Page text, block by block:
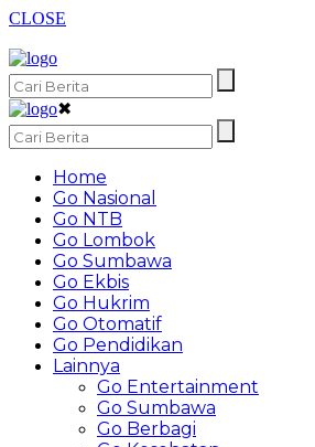
CLOSE
✖
Home
Go Nasional
Go NTB
Go Lombok
Go Sumbawa
Go Ekbis
Go Hukrim
Go Otomatif
Go Pendidikan
Lainnya
Go Entertainment
Go Sumbawa
Go Berbagi